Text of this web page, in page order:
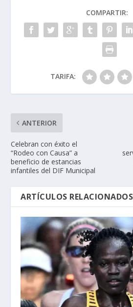
COMPARTIR:
TARIFA:
ANTERIOR
Celebran con éxito el
“Rodeo con Causa” a
beneficio de estancias
infantiles del DIF Municipal
ARTÍCULOS RELACIONADOS